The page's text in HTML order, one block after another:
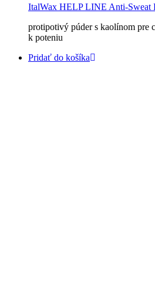
ItalWax HELP LINE Anti-Sweat
protipotivý púder s kaolínom pre
k poteniu
Pridať do košíka